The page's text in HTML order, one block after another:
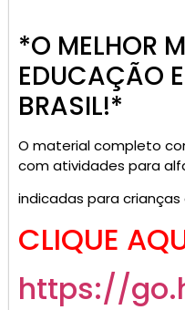
*O MELHOR
EDUCAÇÃO
BRASIL!*
O material completo
com atividades para
indicadas para
CLIQUE
https://